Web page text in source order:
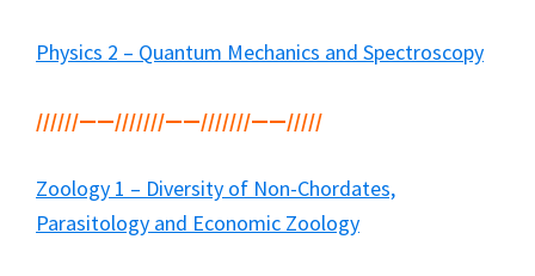
Physics 2 – Quantum Mechanics and Spectroscopy
//////——///////——///////——/////
Zoology 1 – Diversity of Non-Chordates,
Parasitology and Economic Zoology